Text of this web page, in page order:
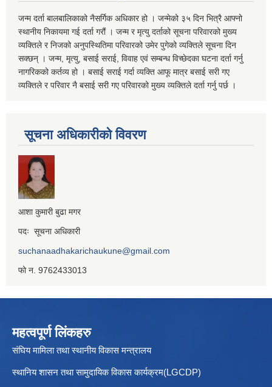
जन्म दर्ता बालबालिकाको नैसर्गिक अधिकार हो । जन्मेको ३५ दिन भित्रै आफ्नो
स्थानीय निकायमा गई दर्ता गरौं । जन्म र मृत्यु दर्ताको सूचना परिवारको मुख्य
व्यक्तिले र निजको अनुपस्थितिमा परिवारको उमेर पुगेको व्यक्तिले सूचना दिन
सक्छन् । जन्म, मृत्यु, बसाई सराई, विवाह एवं सम्बन्ध विच्छेदका घटना दर्ता गर्नु
नागरिकको कर्तव्य हो । बसाई सराई गर्दा व्यक्ति आफू मात्र बसाई सरी गए
व्यक्तिले र परिवार नै बसाई सरी गए परिवारको मुख्य व्यक्तिले दर्ता गर्नु पर्छ ।
सूचना अधिकारीको विवरण
आशा कुमारी बुढा मगर
पदः सूचना अधिकारी
suchanaadhakarichaukune@gmail.com
फो न. 9762433013
महत्वपूर्ण लिंकहरु
संघिय मामिला तथा स्थानीय विकास मन्त्रालय
स्थानिय शासन तथा सामुदायिक विकास कार्यक्रम(LGCDP)